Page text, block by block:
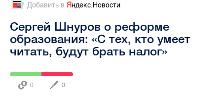
Добавить в Яндекс.Новости
Сергей Шнуров о реформе
образования: «С тех, кто умеет
читать, будут брать налог»
0 0